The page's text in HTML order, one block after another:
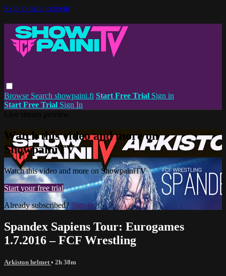
Skip to main content
Browse Search showpaini.fi Start Free Trial Sign in
Start Free Trial Sign In
Watch this video and more on
ShowpainiTV
Watch this video and more on ShowpainiTV
Start your free trial
Already subscribed? Sign in
Spandex Sapiens Tour: Eurogames
1.7.2016 – FCF Wrestling
Arkiston helmet • 2h 38m